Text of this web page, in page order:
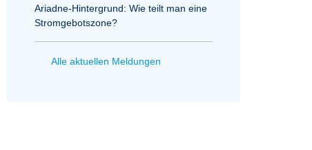
Ariadne-Hintergrund: Wie teilt man eine
Stromgebotszone?
Alle aktuellen Meldungen